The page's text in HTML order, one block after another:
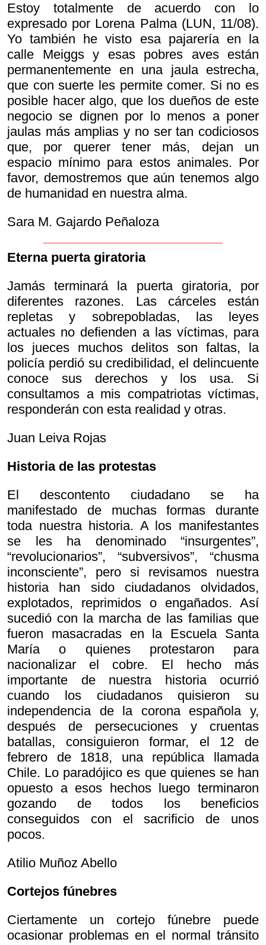
Estoy totalmente de acuerdo con lo
expresado por Lorena Palma (LUN, 11/08).
Yo también he visto esa pajarería en la
calle Meiggs y esas pobres aves están
permanentemente en una jaula estrecha,
que con suerte les permite comer. Si no es
posible hacer algo, que los dueños de este
negocio se dignen por lo menos a poner
jaulas más amplias y no ser tan codiciosos
que, por querer tener más, dejan un
espacio mínimo para estos animales. Por
favor, demostremos que aún tenemos algo
de humanidad en nuestra alma.
Sara M. Gajardo Peñaloza
Eterna puerta giratoria
Jamás terminará la puerta giratoria, por
diferentes razones. Las cárceles están
repletas y sobrepobladas, las leyes
actuales no defienden a las víctimas, para
los jueces muchos delitos son faltas, la
policía perdió su credibilidad, el delincuente
conoce sus derechos y los usa. Si
consultamos a mis compatriotas víctimas,
responderán con esta realidad y otras.
Juan Leiva Rojas
Historia de las protestas
El descontento ciudadano se ha
manifestado de muchas formas durante
toda nuestra historia. A los manifestantes
se les ha denominado “insurgentes”,
“revolucionarios”, “subversivos”, “chusma
inconsciente”, pero si revisamos nuestra
historia han sido ciudadanos olvidados,
explotados, reprimidos o engañados. Así
sucedió con la marcha de las familias que
fueron masacradas en la Escuela Santa
María o quienes protestaron para
nacionalizar el cobre. El hecho más
importante de nuestra historia ocurrió
cuando los ciudadanos quisieron su
independencia de la corona española y,
después de persecuciones y cruentas
batallas, consiguieron formar, el 12 de
febrero de 1818, una república llamada
Chile. Lo paradójico es que quienes se han
opuesto a esos hechos luego terminaron
gozando de todos los beneficios
conseguidos con el sacrificio de unos
pocos.
Atilio Muñoz Abello
Cortejos fúnebres
Ciertamente un cortejo fúnebre puede
ocasionar problemas en el normal tránsito